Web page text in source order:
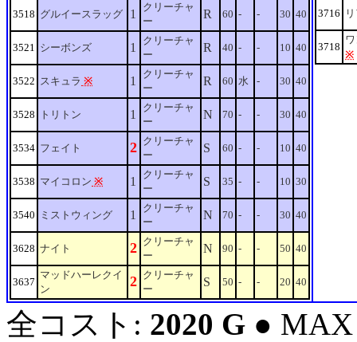
3518 グルイースラッグ 1
クリーチャ
ー
R 60 - - 30 40
3521 シーボンズ 1
クリーチャ
ー
R 40 - - 10 40
3522 スキュラ ※ 1
クリーチャ
ー
R 60 水 - 30 40
3528 トリトン 1
クリーチャ
ー
N 70 - - 30 40
3534 フェイト 2 クリーチャ
ー
S 60 - - 10 40
3538 マイコロン ※ 1
クリーチャ
ー
S 35 - - 10 30
3540 ミストウィング 1
クリーチャ
ー
N 70 - - 30 40
3628 ナイト 2 クリーチャ
ー
N 90 - - 50 40
3637
マッドハーレクイ
ン
2 クリーチャ
ー
S 50 - - 20 40
3716
3718
※
全コスト: 2020 G ●